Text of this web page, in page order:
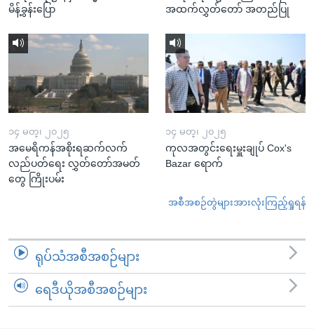
မိန့်ခွန်းပြော
အထက်လွှတ်တော် အတည်ပြု
၁၄ မတ္၊ ၂၀၂၅
အမေရိကန်အစိုးရဆက်လက်
လည်ပတ်ရေး လွှတ်တော်အမတ်
တွေ ကြိုးပမ်း
၁၄ မတ္၊ ၂၀၂၅
ကုလအတွင်းရေးမှူးချုပ် Cox's
Bazar ရောက်
အစီအစဉ်တွဲများအားလုံးကြည့်ရှုရန်
ရုပ်သံအစီအစဉ်များ
ရေဒီယိုအစီအစဉ်များ